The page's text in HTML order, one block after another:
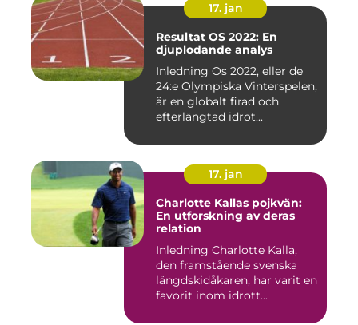
17. jan
Resultat OS 2022: En
djuplodande analys
Inledning Os 2022, eller de
24:e Olympiska Vinterspelen,
är en globalt firad och
efterlängtad idrot...
17. jan
Charlotte Kallas pojkvän:
En utforskning av deras
relation
Inledning Charlotte Kalla,
den framstående svenska
längdskidåkaren, har varit en
favorit inom idrott...